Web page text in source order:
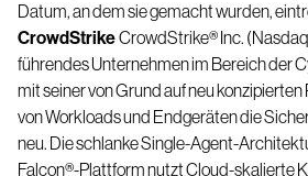
Datum, an dem sie gemacht wurden,
CrowdStrikeCrowdStrike®Inc.
führendes Unternehmen im Bereich der
mit seiner von Grund auf neu
von Workloads und Endgeräten die
neu. Die schlanke Single-Agent-
Falcon®-Plattform nutzt Cloud-skalierte